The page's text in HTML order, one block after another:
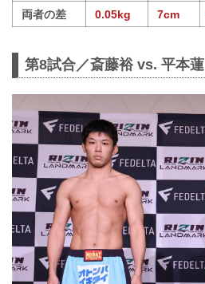
両者の差 0.05kg 7cm
第8試合／斎藤裕 vs. 平本蓮